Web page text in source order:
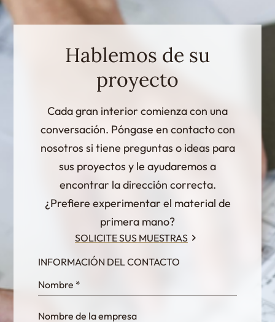
Hablemos de su
proyecto
Cada gran interior comienza con una
conversación. Póngase en contacto con
nosotros si tiene preguntas o ideas para
sus proyectos y le ayudaremos a
encontrar la dirección correcta.
¿Prefiere experimentar el material de
primera mano?
SOLICITE SUS MUESTRAS
InternalFormDataPassing
bn1q0rrvUn2bmwl
INFORMACIÓN DEL CONTACTO